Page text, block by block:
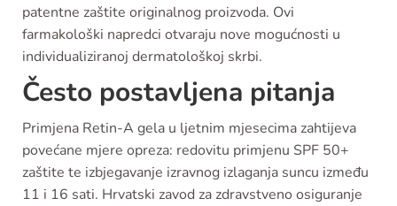
patentne zaštite originalnog proizvoda. Ovi
farmakološki napredci otvaraju nove mogućnosti u
individualiziranoj dermatološkoj skrbi.
Često postavljena pitanja
Primjena Retin-A gela u ljetnim mjesecima zahtijeva
povećane mjere opreza: redovitu primjenu SPF 50+
zaštite te izbjegavanje izravnog izlaganja suncu između
11 i 16 sati. Hrvatski zavod za zdravstveno osiguranje